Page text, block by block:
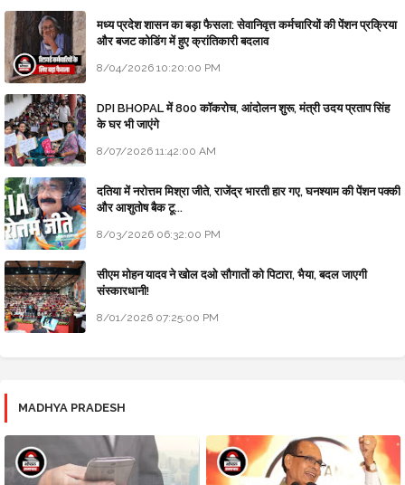
मध्य प्रदेश शासन का बड़ा फैसला: सेवानिवृत्त कर्मचारियों की पेंशन प्रक्रिया
और बजट कोडिंग में हुए क्रांतिकारी बदलाव
8/04/2026 10:20:00 PM
DPI BHOPAL में 800 कॉकरोच, आंदोलन शुरू, मंत्री उदय प्रताप सिंह
के घर भी जाएंगे
8/07/2026 11:42:00 AM
दतिया में नरोत्तम मिश्रा जीते, राजेंद्र भारती हार गए, घनश्याम की पेंशन पक्की
और आशुतोष बैक टू...
8/03/2026 06:32:00 PM
सीएम मोहन यादव ने खोल दओ सौगातों को पिटारा, भैया, बदल जाएगी
संस्कारधानी!
8/01/2026 07:25:00 PM
MADHYA PRADESH